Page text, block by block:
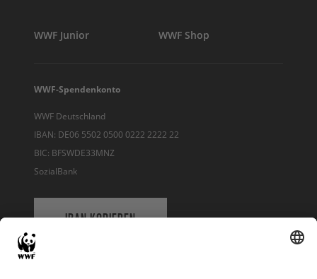
WWF Junior WWF Shop
WWF-Spendenkonto
WWF Deutschland
IBAN: DE06 5502 0500 0222 2222 22
BIC: BFSWDE33MNZ
SozialBank
IBAN KOPIEREN